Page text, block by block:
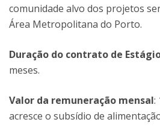
comunidade alvo dos projetos
Área Metropolitana do Porto.
Duração do contrato de
meses.
Valor da remuneração mensal:
acresce o subsídio de